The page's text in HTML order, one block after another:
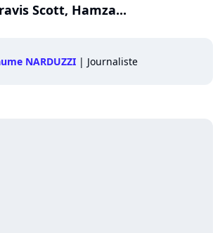
Scott, Hamza...
NARDUZZI | Journaliste